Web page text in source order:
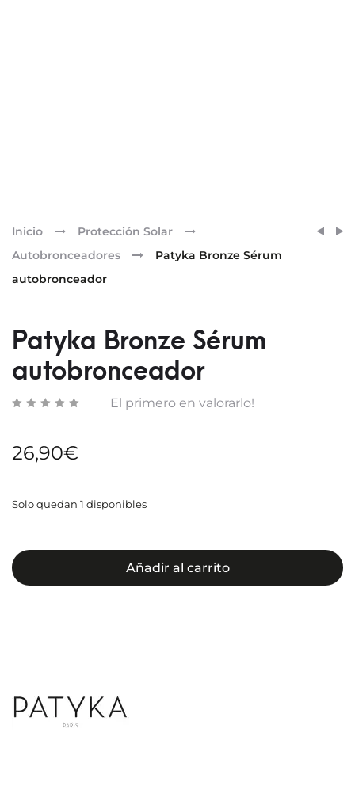
GH
Inicio
Protección Solar
Autobronceadores
Patyka Bronze Sérum
autobronceador
Patyka Bronze Sérum
autobronceador
El primero en valorarlo!
26,90€
Solo quedan 1 disponibles
Añadir al carrito